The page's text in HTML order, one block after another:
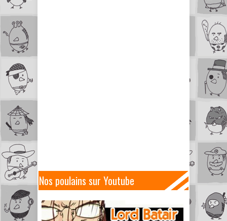
Nos poulains sur Youtube